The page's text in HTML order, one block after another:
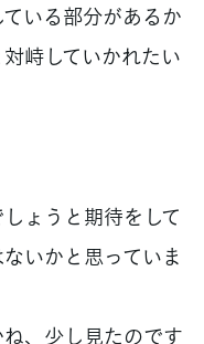
いる部分があるか
峙していかれたい
ょうと期待をして
いかと思っていま
、少し見たのです